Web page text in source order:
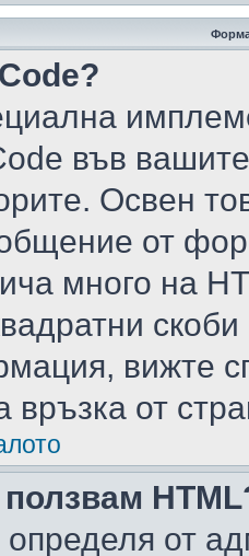
във
Освен
от
много на
вижте
връзка от
от